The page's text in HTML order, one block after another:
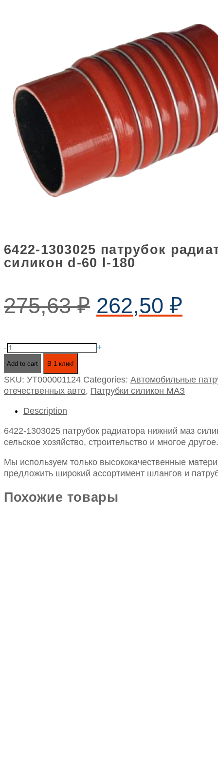
6422-1303025 патрубок
силикон d-60 l-180
275,63₽ 262,50 ₽
6422-
радиатора
нижний
силикон
d-
60
l-
180
quantity
- +
Add to cart В 1 клик!
SKU: УТ000001124 Categories: Автомобильные
отечественных авто, Патрубки силикон МАЗ
Description
6422-1303025 патрубок радиатора нижний маз
сельское хозяйство, строительство и многое
Мы используем только высококачественные
предложить широкий ассортимент шлангов и
Похожие товары